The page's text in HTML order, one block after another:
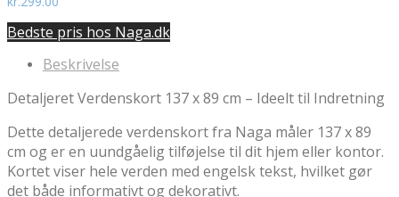
Bedste pris hos Naga.dk
Beskrivelse
Detaljeret Verdenskort 137 x 89 cm – Ideelt til Indretning
Dette detaljerede verdenskort fra Naga måler 137 x 89
cm og er en uundgåelig tilføjelse til dit hjem eller kontor.
Kortet viser hele verden med engelsk tekst, hvilket gør
det både informativt og dekorativt.